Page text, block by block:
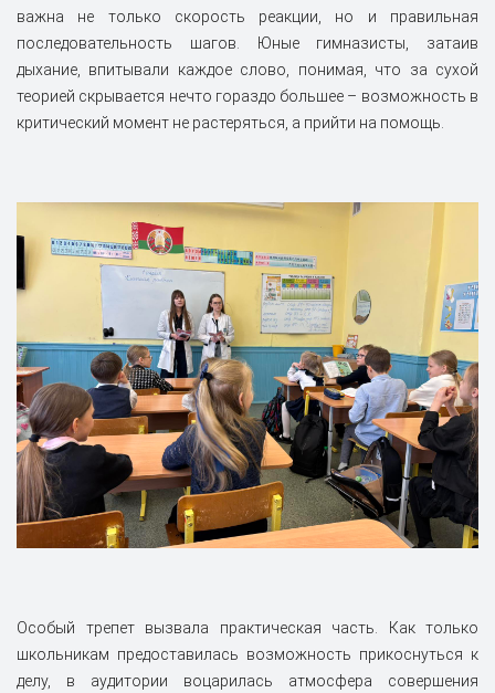
важна не только скорость реакции, но и правильная
последовательность шагов. Юные гимназисты, затаив
дыхание, впитывали каждое слово, понимая, что за сухой
теорией скрывается нечто гораздо большее – возможность в
критический момент не растеряться, а прийти на помощь.
Особый трепет вызвала практическая часть. Как только
школьникам предоставилась возможность прикоснуться к
делу, в аудитории воцарилась атмосфера совершения